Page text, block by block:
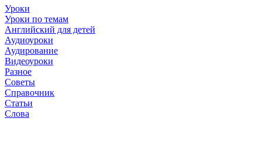
Уроки
Уроки по темам
Английский для детей
Аудиоуроки
Аудирование
Видеоуроки
Разное
Советы
Справочник
Статьи
Слова